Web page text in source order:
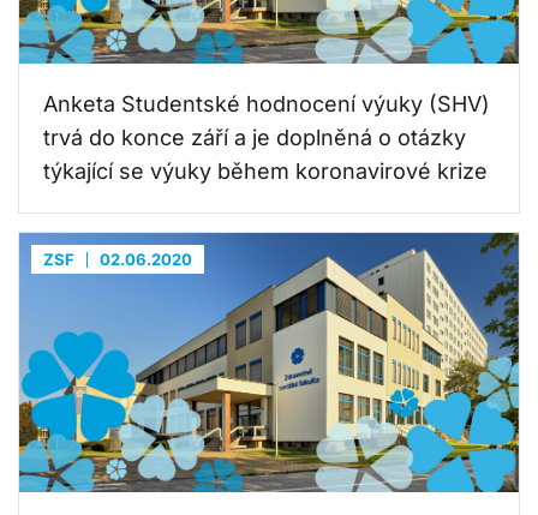
Anketa Studentské hodnocení výuky (SHV)
trvá do konce září a je doplněná o otázky
týkající se výuky během koronavirové krize
ZSF 02.06.2020